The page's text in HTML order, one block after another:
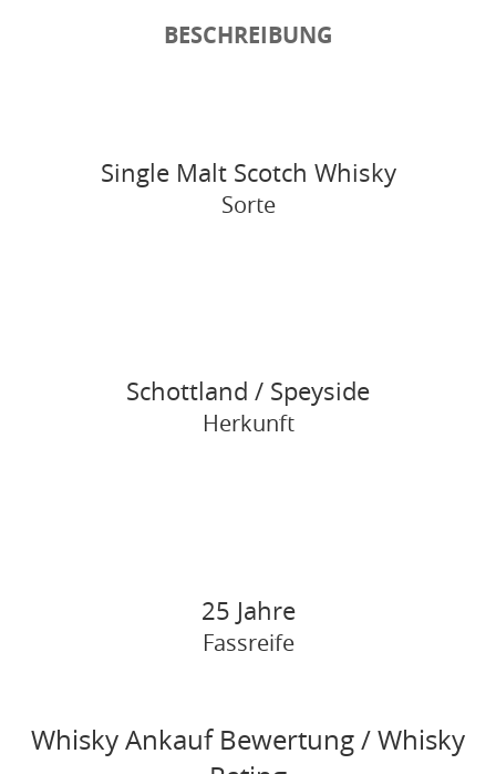
BESCHREIBUNG
Single Malt Scotch Whisky
Sorte
Schottland / Speyside
Herkunft
25 Jahre
Fassreife
Whisky Ankauf Bewertung / Whisky